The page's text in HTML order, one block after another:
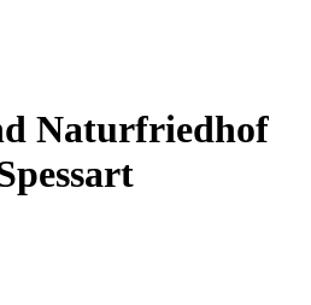
Naturfriedhof